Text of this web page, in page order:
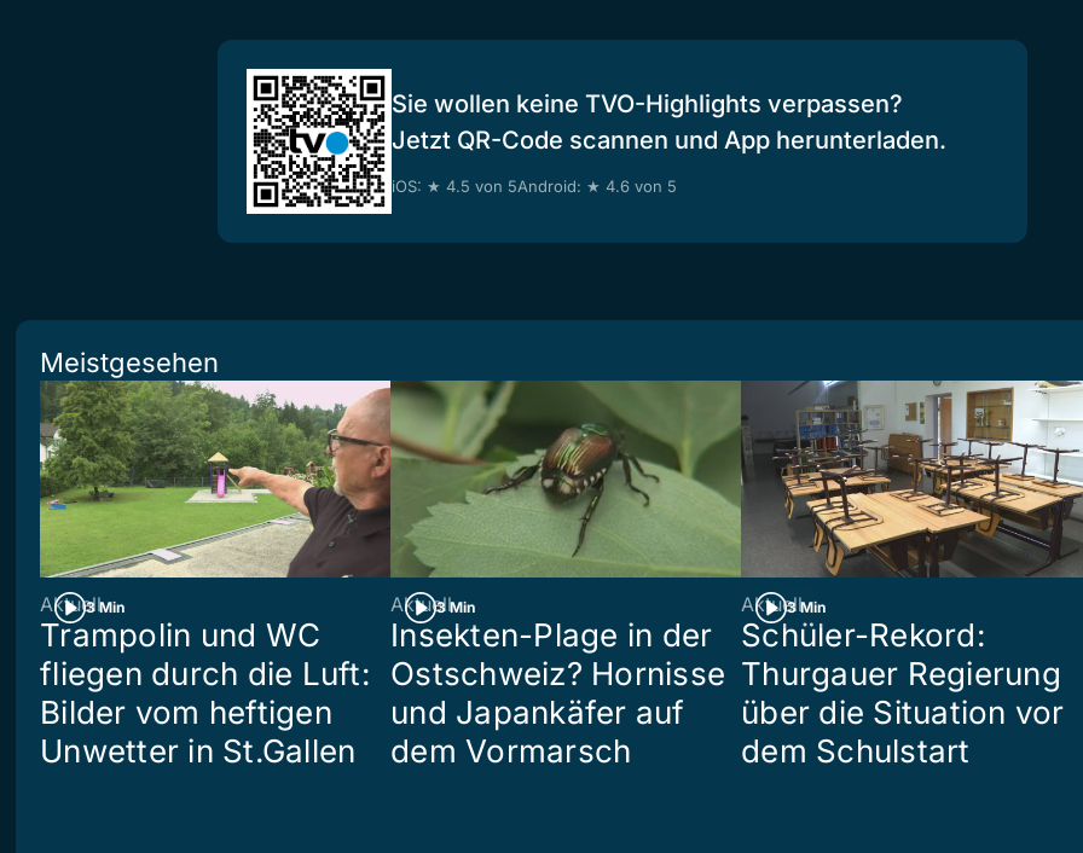
Sie wollen keine TVO-Highlights verpassen?
Jetzt QR-Code scannen und App herunterladen.
iOS: ★ 4.5 von 5Android: ★ 4.6 von 5
Meistgesehen
3 Min
Aktuell
Trampolin und WC
fliegen durch die Luft:
Bilder vom heftigen
Unwetter in St.Gallen
3 Min
Aktuell
Insekten-Plage in der
Ostschweiz? Hornisse
und Japankäfer auf
dem Vormarsch
3 Min
Aktuell
Schüler-Rekord:
Thurgauer Regierung
über die Situation vor
dem Schulstart